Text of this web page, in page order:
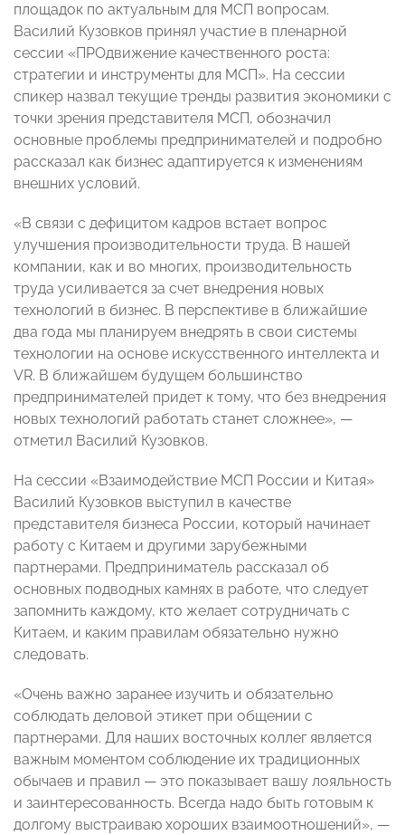
площадок по актуальным для МСП вопросам.
Василий Кузовков принял участие в пленарной
сессии «ПРОдвижение качественного роста:
стратегии и инструменты для МСП». На сессии
спикер назвал текущие тренды развития экономики с
точки зрения представителя МСП, обозначил
основные проблемы предпринимателей и подробно
рассказал как бизнес адаптируется к изменениям
внешних условий.
«В связи с дефицитом кадров встает вопрос
улучшения производительности труда. В нашей
компании, как и во многих, производительность
труда усиливается за счет внедрения новых
технологий в бизнес. В перспективе в ближайшие
два года мы планируем внедрять в свои системы
технологии на основе искусственного интеллекта и
VR. В ближайшем будущем большинство
предпринимателей придет к тому, что без внедрения
новых технологий работать станет сложнее», —
отметил Василий Кузовков.
На сессии «Взаимодействие МСП России и Китая»
Василий Кузовков выступил в качестве
представителя бизнеса России, который начинает
работу с Китаем и другими зарубежными
партнерами. Предприниматель рассказал об
основных подводных камнях в работе, что следует
запомнить каждому, кто желает сотрудничать с
Китаем, и каким правилам обязательно нужно
следовать.
«Очень важно заранее изучить и обязательно
соблюдать деловой этикет при общении с
партнерами. Для наших восточных коллег является
важным моментом соблюдение их традиционных
обычаев и правил — это показывает вашу лояльность
и заинтересованность. Всегда надо быть готовым к
долгому выстраиваю хороших взаимоотношений», —